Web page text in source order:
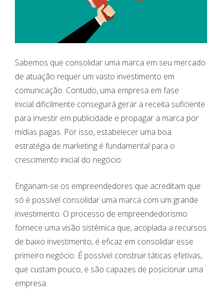
Sabemos que consolidar uma marca em seu mercado
de atuação requer um vasto investimento em
comunicação. Contudo, uma empresa em fase
inicial dificilmente conseguirá gerar a receita suficiente
para investir em publicidade e propagar a marca por
mídias pagas. Por isso, estabelecer uma boa
estratégia de marketing é fundamental para o
crescimento inicial do negócio.
Enganam-se os empreendedores que acreditam que
só é possível consolidar uma marca com um grande
investimento. O processo de empreendedorismo
fornece uma visão sistêmica que, acoplada a recursos
de baixo investimento, é eficaz em consolidar esse
primeiro negócio. É possível construir táticas efetivas,
que custam pouco, e são capazes de posicionar uma
empresa.